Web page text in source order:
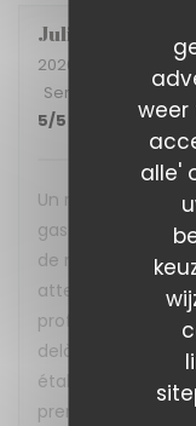
weer
alle'
Julia
2026-07-02
- 12:15
Service
5/5
Un restaurant qui
gastronomie,
de réussite !
attentionné et
delà de la qualité
établissement
prend tout son